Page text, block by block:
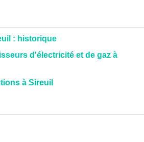
: historique
d'électricité et de gaz à
à Sireuil